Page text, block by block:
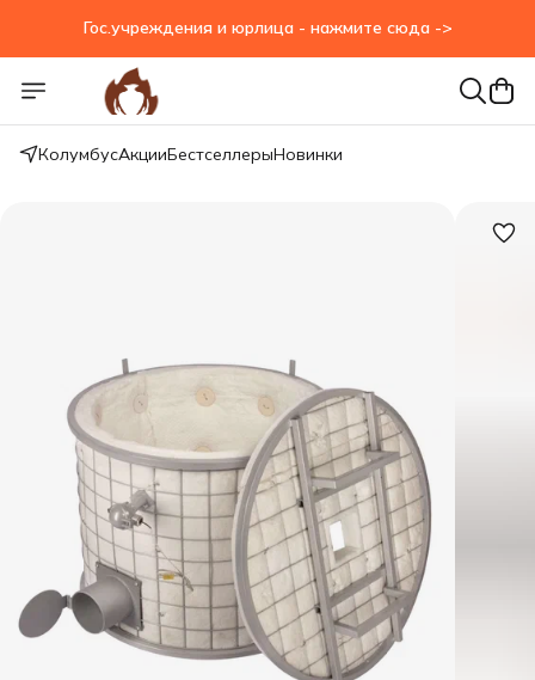
Гос.учреждения и юрлица - нажмите сюда ->
КолумбусАкцииБестселлерыНовинки